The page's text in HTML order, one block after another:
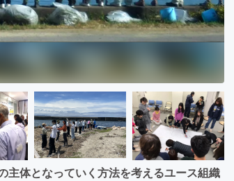
体となっていく方法を考えるユース組織